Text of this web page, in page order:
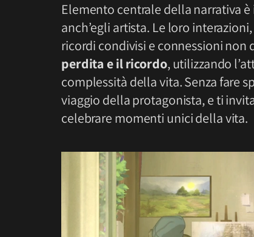
Elemento centrale della narrativa
anch’egli artista. Le loro
ricordi condivisi e connessioni non
perdita e il ricordo, utilizzando
complessità della vita. Senza fare
viaggio della protagonista, e ti
celebrare momenti unici della vita.